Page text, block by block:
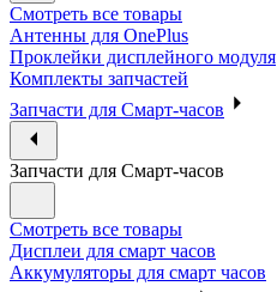
Смотреть все товары
Антенны для OnePlus
Проклейки дисплейного модуля
Комплекты запчастей
Запчасти для Смарт-часов
Запчасти для Смарт-часов
Смотреть все товары
Дисплеи для смарт часов
Аккумуляторы для смарт часов